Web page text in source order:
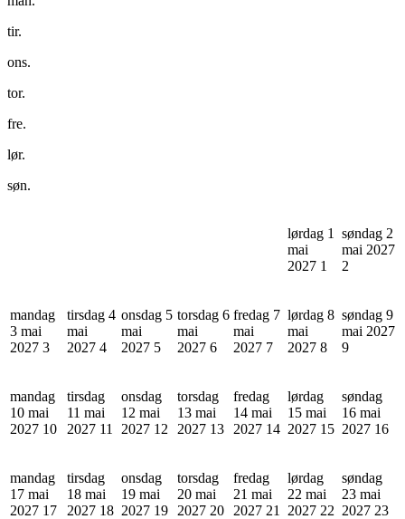
tir.
ons.
tor.
fre.
lør.
søn.
lørdag 1
mai
2027 1
søndag 2
mai 2027
2
mandag
3 mai
2027 3
tirsdag 4
mai
2027 4
onsdag 5
mai
2027 5
torsdag 6
mai
2027 6
fredag 7
mai
2027 7
lørdag 8
mai
2027 8
søndag 9
mai 2027
9
mandag
10 mai
2027 10
tirsdag
11 mai
2027 11
onsdag
12 mai
2027 12
torsdag
13 mai
2027 13
fredag
14 mai
2027 14
lørdag
15 mai
2027 15
søndag
16 mai
2027 16
mandag
17 mai
2027 17
tirsdag
18 mai
2027 18
onsdag
19 mai
2027 19
torsdag
20 mai
2027 20
fredag
21 mai
2027 21
lørdag
22 mai
2027 22
søndag
23 mai
2027 23